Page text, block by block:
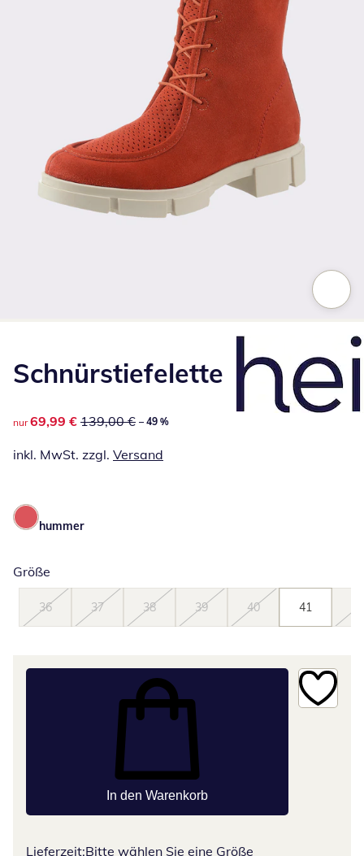
Schnürstiefelette
reduzierter Preis 69,99 €, vorheriger Preis: 139,00 €
nur 69,99 € 139,00 € – 49 %
inkl. MwSt. zzgl. Versand
hummer
Größe
36 37 38 39 40 41
In den Warenkorb
Lieferzeit:Bitte wählen Sie eine Größe